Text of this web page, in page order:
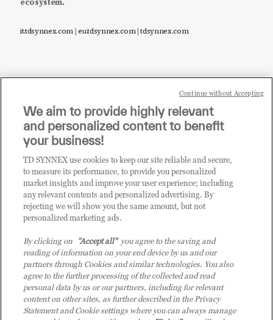
it.tdsynnex.com|eu.tdsynnex.com|tdsynnex.com
Sei un rivenditore di tecnologia e desideri acquistare
i prodotti o le soluzioni trattate sul blog?
CLICCA QUI E DIVENTA
CLIENTE TD SYNNEX
We aim to provide highly relevant
and personalized content to benefit
your business!
TD SYNNEX use cookies to keep our site reliable and secure,
to measure its performance, to provide you personalized
market insights and improve your user experience; including
any relevant contents and personalized advertising. By
rejecting we will show you the same amount, but not
personalized marketing ads.
By clicking on "Accept all"you agree to the saving and
reading of information on your end device by us and our
partners through Cookies and similar technologies. You also
agree to the further processing of the collected and read
personal data by us or our partners, including for relevant
content on other sites, as further described in the Privacy
Statement and Cookie settings where you can always manage
Continue without Accepting